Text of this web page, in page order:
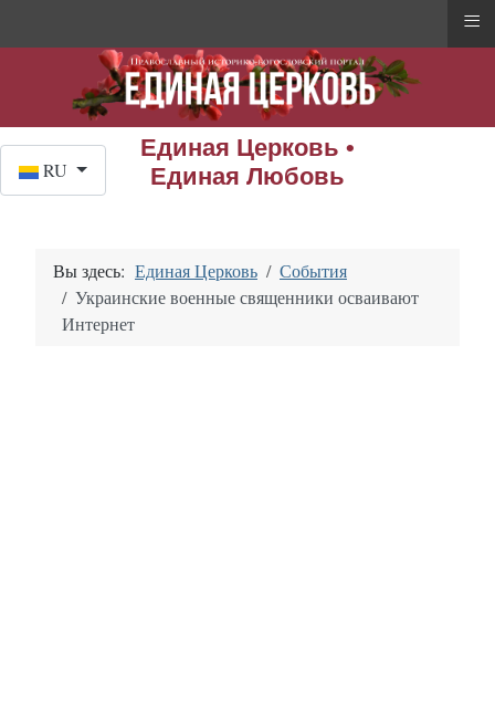
Единая Церковь •
Единая Любовь
RU
Вы здесь: Единая Церковь
События
Украинские военные священники осваивают
Интернет
≡